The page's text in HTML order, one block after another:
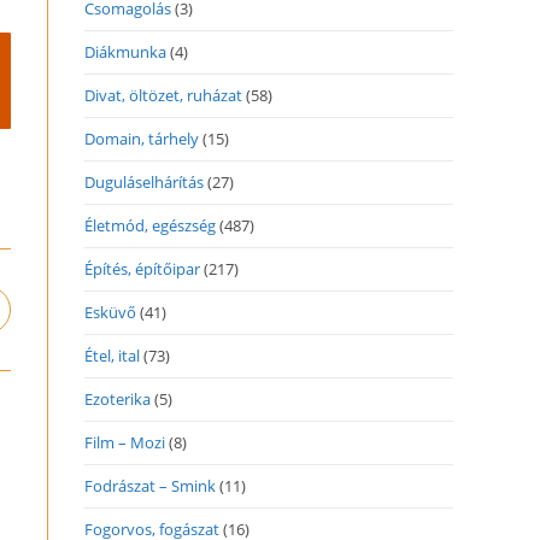
Csomagolás(3)
Diákmunka(4)
Divat, öltözet, ruházat(58)
Domain, tárhely(15)
Duguláselhárítás(27)
Életmód, egészség(487)
Építés, építőipar(217)
Esküvő (41)
Étel, ital(73)
Ezoterika(5)
Film – Mozi(8)
Fodrászat – Smink(11)
Fogorvos, fogászat(16)